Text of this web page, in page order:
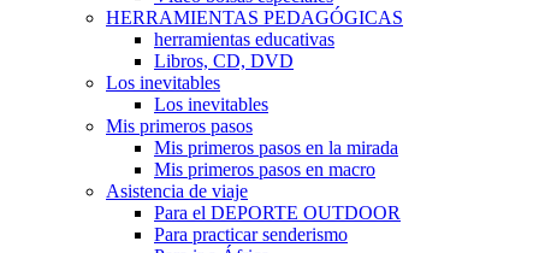
HERRAMIENTAS PEDAGÓGICAS
herramientas educativas
Libros, CD, DVD
Los inevitables
Los inevitables
Mis primeros pasos
Mis primeros pasos en la mirada
Mis primeros pasos en macro
Asistencia de viaje
Para el DEPORTE OUTDOOR
Para practicar senderismo